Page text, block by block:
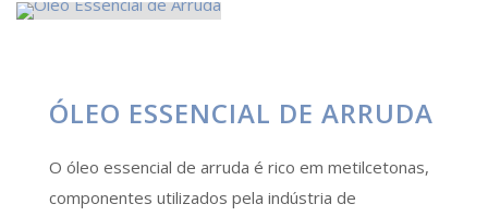
ÓLEO ESSENCIAL DE ARRUDA
O óleo essencial de arruda é rico em metilcetonas,
componentes utilizados pela indústria de